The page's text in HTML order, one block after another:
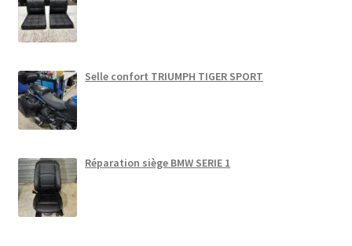
Selle confort TRIUMPH TIGER SPORT
Réparation siège BMW SERIE 1